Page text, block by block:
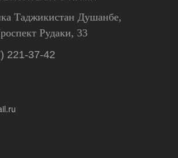
Таджикистан Душанбе,
Рудаки, 33
221-37-42